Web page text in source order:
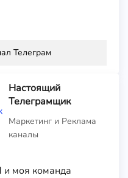
Телеграм
Настоящий
Телеграмщик
Маркетинг и Реклама
каналы
и моя команда